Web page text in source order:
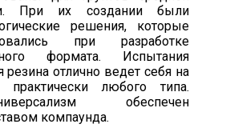
При их создании были
решения, которые
при разработке
формата. Испытания
резина отлично ведет себя на
практически любого типа.
обеспечен
компаунда.